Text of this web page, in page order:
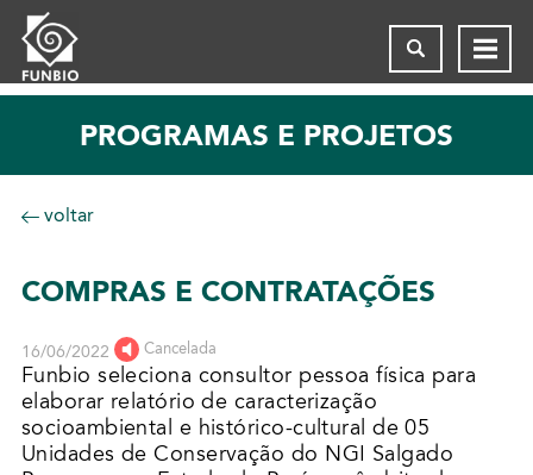
PROGRAMAS E PROJETOS
voltar
COMPRAS E CONTRATAÇÕES
16/06/2022 Cancelada
Funbio seleciona consultor pessoa física para
elaborar relatório de caracterização
socioambiental e histórico-cultural de 05
Unidades de Conservação do NGI Salgado